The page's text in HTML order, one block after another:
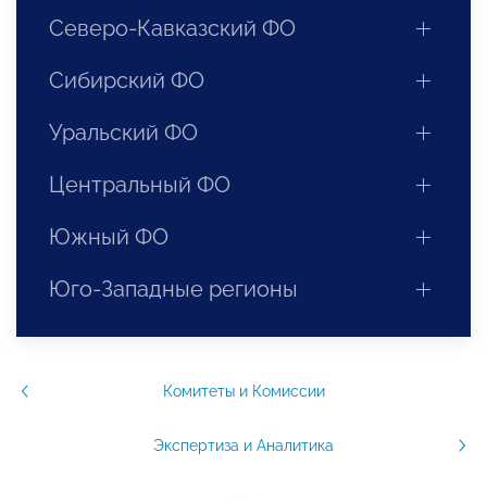
Северо-Кавказский ФО
Сибирский ФО
Уральский ФО
Центральный ФО
Южный ФО
Юго-Западные регионы
Комитеты и Комиссии
Экспертиза и Аналитика